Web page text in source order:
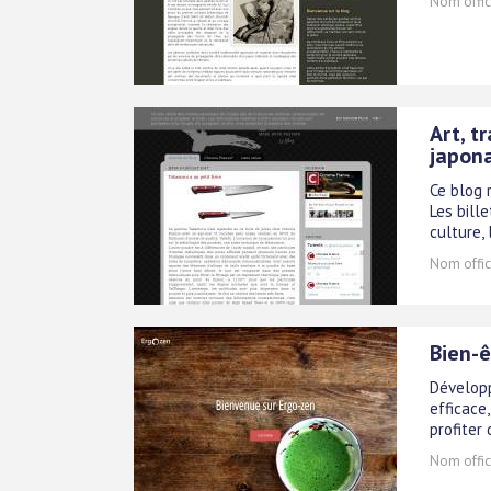
Art,
Ce blog
Les
culture,
Nom
Bien-
profiter
Nom